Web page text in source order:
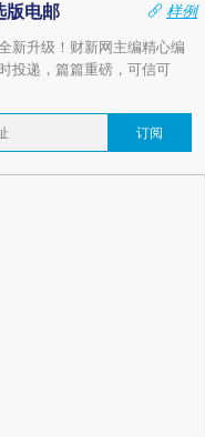
版电邮
样例
新升级！财新网主编精心编
投递，篇篇重磅，可信可
订阅